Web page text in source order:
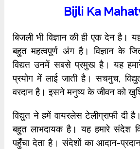
Bijli Ka
बिजली भी विज्ञान की ही एक देन है।
बहुत महत्वपूर्ण अंग है। विज्ञान के
विद्यत उनमें सबसे प्रमुख है। यह
प्रयोग में लाई जाती है। सचमुच,
वरदान है। इसने मनुष्य के जीवन को
विद्युत ने हमें वायरलेस टेलीग्राफी दी
बहुत लाभदायक है। यह हमारे संदेश
पहुँचा देता है। संदेशों का आदान-